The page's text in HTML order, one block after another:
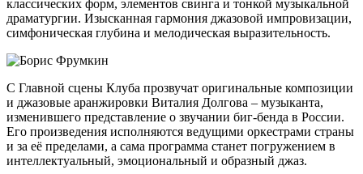
классических форм, элементов свинга и тонкой музыкальной
драматургии. Изысканная гармония джазовой импровизации,
симфоническая глубина и мелодическая выразительность.
С Главной сцены Клуба прозвучат оригинальные композиции
и джазовые аранжировки Виталия Долгова – музыканта,
изменившего представление о звучании биг-бенда в России.
Его произведения исполняются ведущими оркестрами страны
и за её пределами, а сама программа станет погружением в
интеллектуальный, эмоциональный и образный джаз.